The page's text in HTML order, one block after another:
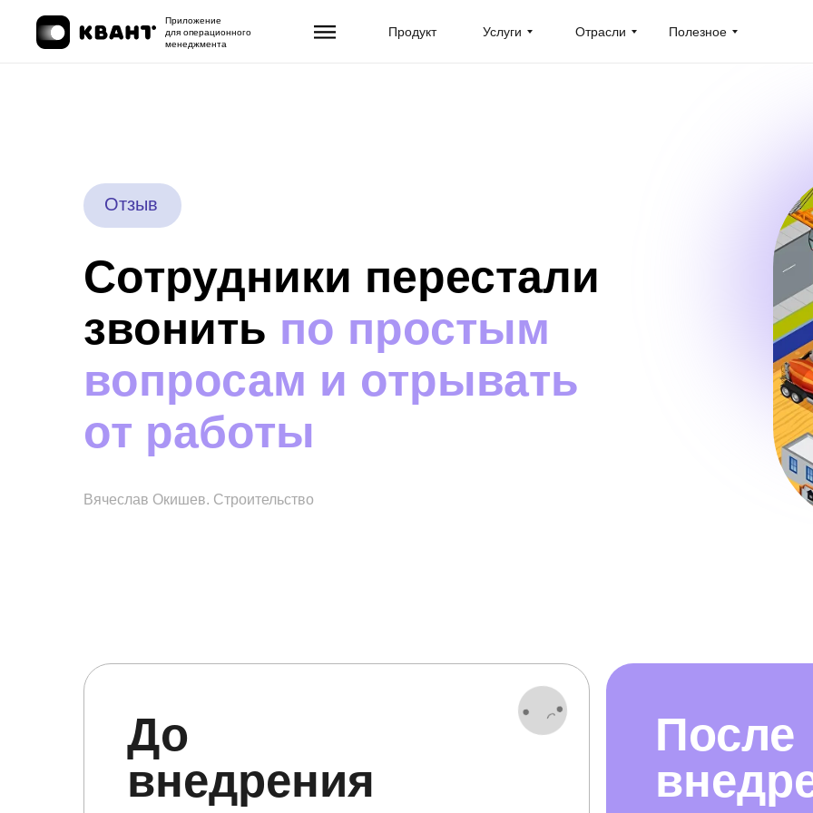
Продукт
Приложение
для операционного
менеджмента
Отрасли
Услуги Полезное
Сотрудники перестали
звонить по простым
вопросам и отрывать
от работы
Вячеслав Окишев. Строительство
Отзыв
После
До
внедрения